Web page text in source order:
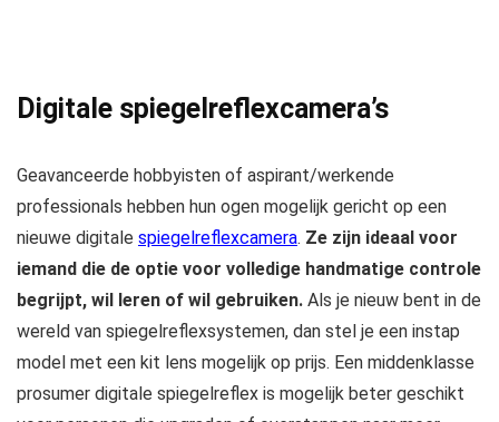
Digitale spiegelreflexcamera’s
Geavanceerde hobbyisten of aspirant/werkende
professionals hebben hun ogen mogelijk gericht op een
nieuwe digitale spiegelreflexcamera. Ze zijn ideaal voor
iemand die de optie voor volledige handmatige controle
begrijpt, wil leren of wil gebruiken. Als je nieuw bent in de
wereld van spiegelreflexsystemen, dan stel je een instap
model met een kit lens mogelijk op prijs. Een middenklasse
prosumer digitale spiegelreflex is mogelijk beter geschikt